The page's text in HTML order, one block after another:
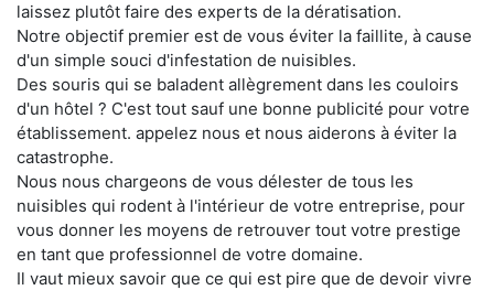
laissez plutôt faire des experts de la dératisation.
Notre objectif premier est de vous éviter la faillite, à cause
d'un simple souci d'infestation de nuisibles.
Des souris qui se baladent allègrement dans les couloirs
d'un hôtel ? C'est tout sauf une bonne publicité pour votre
établissement. appelez nous et nous aiderons à éviter la
catastrophe.
Nous nous chargeons de vous délester de tous les
nuisibles qui rodent à l'intérieur de votre entreprise, pour
vous donner les moyens de retrouver tout votre prestige
en tant que professionnel de votre domaine.
Il vaut mieux savoir que ce qui est pire que de devoir vivre